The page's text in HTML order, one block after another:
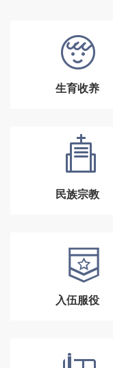
生育收养
民族宗教
入伍服役